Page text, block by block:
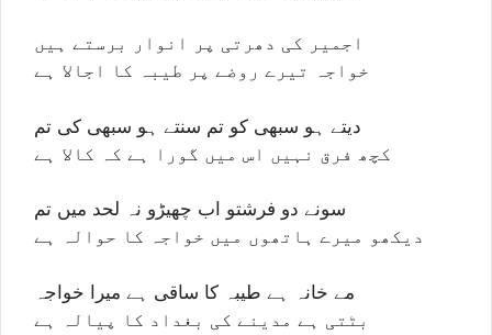
اجمیر کی دھرتی پر انوار برستے ہیں
خواجہ تیرے روضے پر طیبہ کا اجالا ہے
دیتے ہو سبھی کو تم سنتے ہو سبھی کی تم
کچھ فرق نہیں اس میں گورا ہے کہ کالا ہے
سونے دو فرشتو اب چھیڑو نہ لحد میں تم
دیکھو میرے ہاتھوں میں خواجہ کا حوالہ ہے
مے خانہ ہے طیبہ کا ساقی ہے میرا خواجہ
بٹتی ہے مدینے کی بغداد کا پیالہ ہے